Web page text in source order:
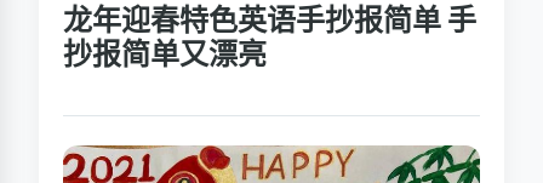
龙年迎春特色英语手抄报简单 手
抄报简单又漂亮